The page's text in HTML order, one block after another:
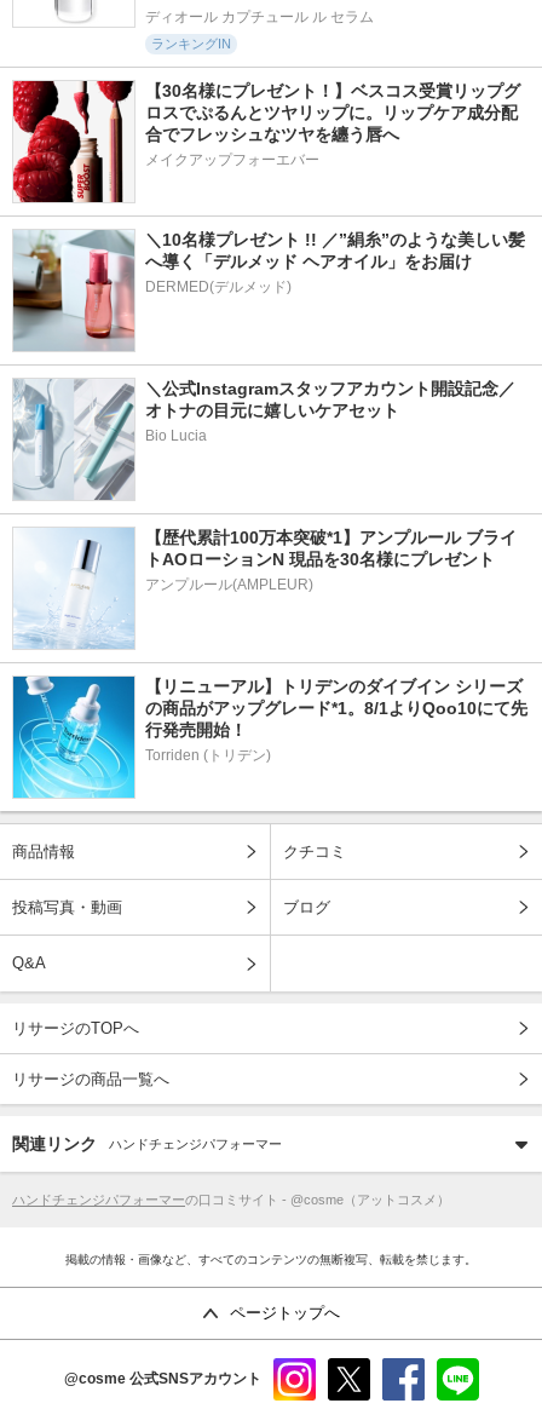
ディオール カプチュール ル セラム
ランキングIN
【30名様にプレゼント！】ベスコス受賞リップグ
ロスでぷるんとツヤリップに。リップケア成分配
合でフレッシュなツヤを纏う唇へ
メイクアップフォーエバー
＼10名様プレゼント !! ／”絹糸”のような美しい髪
へ導く「デルメッド ヘアオイル」をお届け
DERMED(デルメッド)
＼公式Instagramスタッフアカウント開設記念／
オトナの目元に嬉しいケアセット
Bio Lucia
【歴代累計100万本突破*1】アンプルール ブライ
トAOローションN 現品を30名様にプレゼント
アンプルール(AMPLEUR)
【リニューアル】トリデンのダイブイン シリーズ
の商品がアップグレード*1。8/1よりQoo10にて先
行発売開始！
Torriden (トリデン)
商品情報 クチコミ
投稿写真・動画 ブログ
Q&A
リサージのTOPへ
リサージの商品一覧へ
関連リンク ハンドチェンジパフォーマー
ハンドチェンジパフォーマーの口コミサイト - @cosme（アットコスメ）
掲載の情報・画像など、すべてのコンテンツの無断複写、転載を禁じます。
ページトップへ
@cosme 公式SNSアカウント